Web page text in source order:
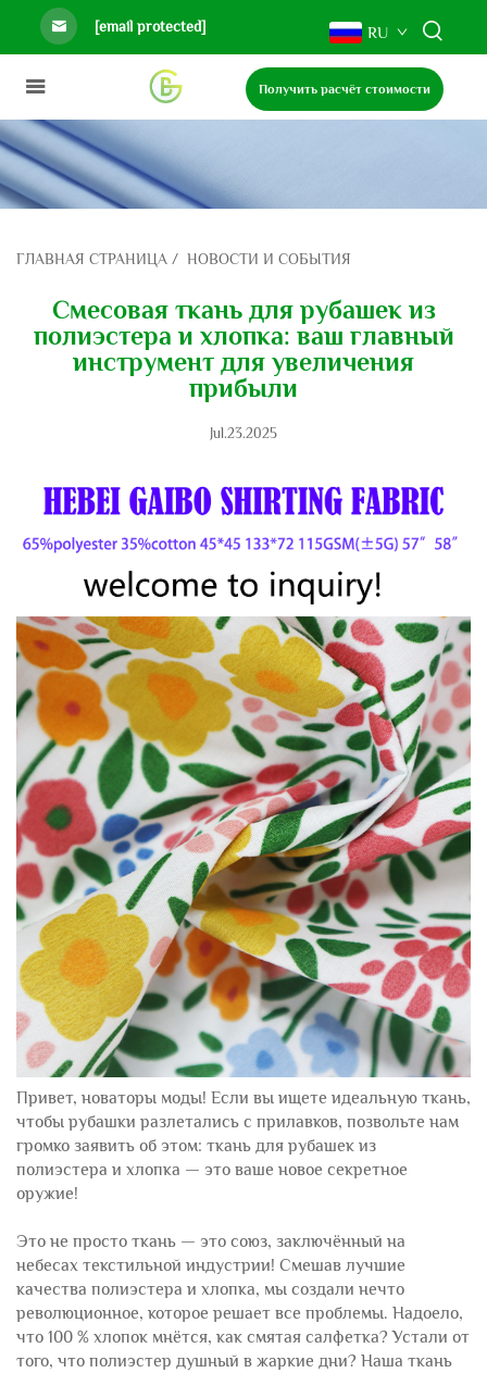
[email protected] RU
Получить расчёт стоимости
ГЛАВНАЯ СТРАНИЦА / НОВОСТИ И СОБЫТИЯ
Смесовая ткань для рубашек из
полиэстера и хлопка: ваш главный
инструмент для увеличения
прибыли
Jul.23.2025
Привет, новаторы моды! Если вы ищете идеальную ткань,
чтобы рубашки разлетались с прилавков, позвольте нам
громко заявить об этом: ткань для рубашек из
полиэстера и хлопка — это ваше новое секретное
оружие!
Это не просто ткань — это союз, заключённый на
небесах текстильной индустрии! Смешав лучшие
качества полиэстера и хлопка, мы создали нечто
революционное, которое решает все проблемы. Надоело,
что 100 % хлопок мнётся, как смятая салфетка? Устали от
того, что полиэстер душный в жаркие дни? Наша ткань